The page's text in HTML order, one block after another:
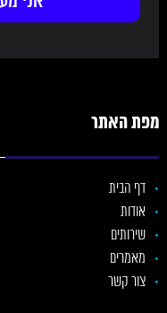
מפת האתר
דף הבית
אודות
שירותים
מאמרים
צור קשר